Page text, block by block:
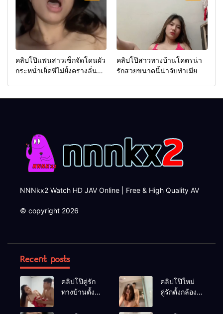
คลิปโป๊แฟนสาวเซ็กจัดโดนผัว
กระหน่ำเย็ดหีไม่ยั้งครางลั่น
คลิปโป๊สาวทางบ้านโคตรน่า
รักสวยขนาดนี้น่าจับทำเมีย
NNNkx2 Watch HD JAV Online | Free & High Quality AV
© copyright 2026
Recent posts
คลิปโป๊คู่รัก
ทางบ้านตั้ง
คลิปโป๊ใหม่
คู่รักตั้งกล้อง